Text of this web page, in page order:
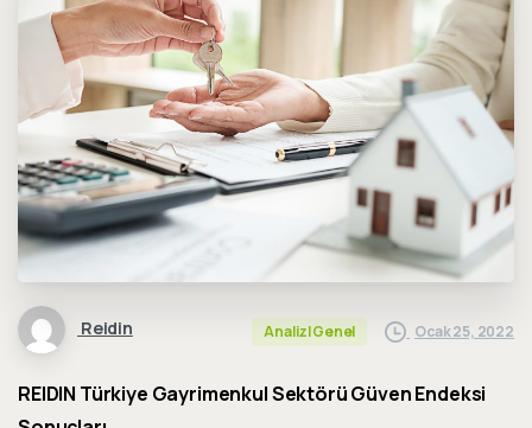
Reidin Analiz|Genel Ocak 25, 2022
REIDIN Türkiye Gayrimenkul Sektörü Güven Endeksi